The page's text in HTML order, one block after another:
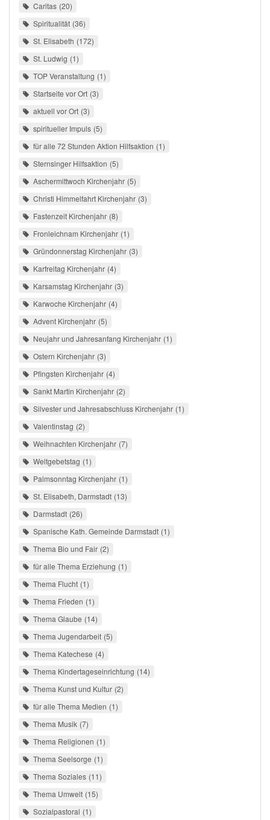
Caritas 20
Spiritualität 36
St. Elisabeth 172
St. Ludwig 1
TOP Veranstaltung 1
Startseite vor Ort 3
aktuell vor Ort 3
spiritueller Impuls 5
für alle 72 Stunden Aktion Hilfsaktion 1
Sternsinger Hilfsaktion 5
Aschermittwoch Kirchenjahr 5
Christi Himmelfahrt Kirchenjahr 3
Fastenzeit Kirchenjahr 8
Fronleichnam Kirchenjahr 1
Gründonnerstag Kirchenjahr 3
Karfreitag Kirchenjahr 4
Karsamstag Kirchenjahr 3
Karwoche Kirchenjahr 4
Advent Kirchenjahr 5
Neujahr und Jahresanfang Kirchenjahr 1
Ostern Kirchenjahr 3
Pfingsten Kirchenjahr 4
Sankt Martin Kirchenjahr 2
Silvester und Jahresabschluss Kirchenjahr 1
Valentinstag 2
Weihnachten Kirchenjahr 7
Weltgebetstag 1
Palmsonntag Kirchenjahr 1
St. Elisabeth, Darmstadt 13
Darmstadt 26
Spanische Kath. Gemeinde Darmstadt 1
Thema Bio und Fair 2
für alle Thema Erziehung 1
Thema Flucht 1
Thema Frieden 1
Thema Glaube 14
Thema Jugendarbeit 5
Thema Katechese 4
Thema Kindertageseinrichtung 14
Thema Kunst und Kultur 2
für alle Thema Medien 1
Thema Musik 7
Thema Religionen 1
Thema Seelsorge 1
Thema Soziales 11
Thema Umwelt 15
Sozialpastoral 1